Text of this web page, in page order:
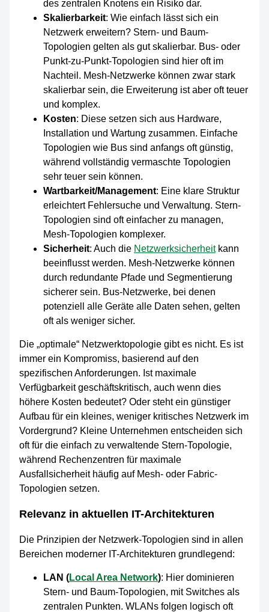
des zentralen Knotens ein Risiko dar.
Skalierbarkeit: Wie einfach lässt sich ein
Netzwerk erweitern? Stern- und Baum-
Topologien gelten als gut skalierbar. Bus- oder
Punkt-zu-Punkt-Topologien sind hier oft im
Nachteil. Mesh-Netzwerke können zwar stark
skalierbar sein, die Erweiterung ist aber oft teuer
und komplex.
Kosten: Diese setzen sich aus Hardware,
Installation und Wartung zusammen. Einfache
Topologien wie Bus sind anfangs oft günstig,
während vollständig vermaschte Topologien
sehr teuer sein können.
Wartbarkeit/Management: Eine klare Struktur
erleichtert Fehlersuche und Verwaltung. Stern-
Topologien sind oft einfacher zu managen,
Mesh-Topologien komplexer.
Sicherheit: Auch die Netzwerksicherheitkann
beeinflusst werden. Mesh-Netzwerke können
durch redundante Pfade und Segmentierung
sicherer sein. Bus-Netzwerke, bei denen
potenziell alle Geräte alle Daten sehen, gelten
oft als weniger sicher.
Die „optimale“ Netzwerktopologie gibt es nicht. Es ist
immer ein Kompromiss, basierend auf den
spezifischen Anforderungen. Ist maximale
Verfügbarkeit geschäftskritisch, auch wenn dies
höhere Kosten bedeutet? Oder steht ein günstiger
Aufbau für ein kleines, weniger kritisches Netzwerk im
Vordergrund? Kleine Unternehmen entscheiden sich
oft für die einfach zu verwaltende Stern-Topologie,
während Rechenzentren für maximale
Ausfallsicherheit häufig auf Mesh- oder Fabric-
Topologien setzen.
Relevanz in aktuellen IT-Architekturen
Die Prinzipien der Netzwerk-Topologien sind in allen
Bereichen moderner IT-Architekturen grundlegend:
LAN (Local Area Network): Hier dominieren
Stern- und Baum-Topologien, mit Switches als
zentralen Punkten. WLANs folgen logisch oft